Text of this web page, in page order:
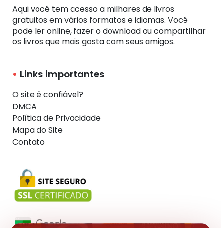
Aqui você tem acesso a milhares de livros
gratuitos em vários formatos e idiomas. Você
pode ler online, fazer o download ou compartilhar
os livros que mais gosta com seus amigos.
Links importantes
O site é confiável?
DMCA
Política de Privacidade
Mapa do Site
Contato